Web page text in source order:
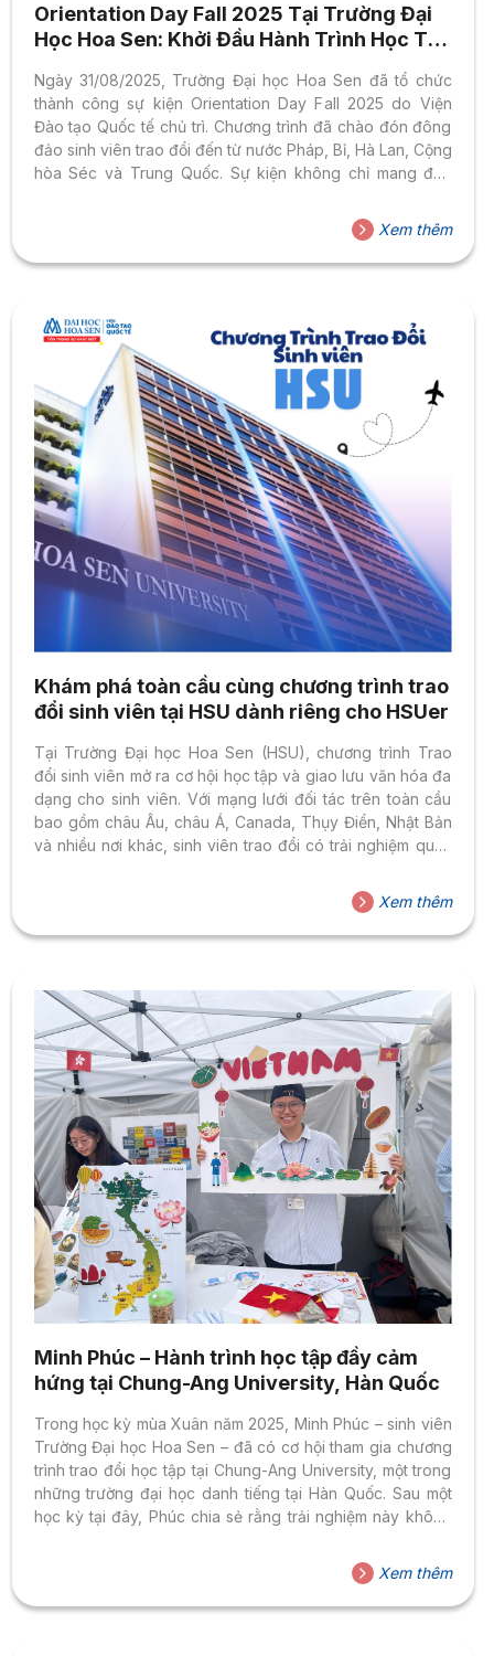
Orientation Day Fall 2025 Tại Trường Đại
Học Hoa Sen: Khởi Đầu Hành Trình Học Tập
Ngày 31/08/2025, Trường Đại học Hoa Sen đã tổ chức
thành công sự kiện Orientation Day Fall 2025 do Viện
Đào tạo Quốc tế chủ trì. Chương trình đã chào đón đông
đảo sinh viên trao đổi đến từ nước Pháp, Bỉ, Hà Lan, Cộng
hòa Séc và Trung Quốc. Sự kiện không chỉ mang đến
lưu văn hóa đầy sáng tạo, khởi đầu cho năm học mới đầy
hứa hẹn. Định Hướng Học Thuật & Hỗ Trợ Sinh Viên Mở
đầu sự kiện, Cô Phan Thị Việt...
Xem thêm
Khám phá toàn cầu cùng chương trình trao
đổi sinh viên tại HSU dành riêng cho HSUer
Tại Trường Đại học Hoa Sen (HSU), chương trình Trao
đổi sinh viên mở ra cơ hội học tập và giao lưu văn hóa đa
dạng cho sinh viên. Với mạng lưới đối tác trên toàn cầu
bao gồm châu Âu, châu Á, Canada, Thụy Điển, Nhật Bản
và nhiều nơi khác, sinh viên trao đổi có trải nghiệm quốc
“Chương trình đã mang đến cho tôi những trải nghiệm khó
quên… phát triển tính tự lập và mở rộng tầm nhìn toàn
cầu.” – Mộng Duyên, sinh...
Xem thêm
Minh Phúc – Hành trình học tập đầy cảm
hứng tại Chung-Ang University, Hàn Quốc
Trong học kỳ mùa Xuân năm 2025, Minh Phúc – sinh viên
Trường Đại học Hoa Sen – đã có cơ hội tham gia chương
trình trao đổi học tập tại Chung-Ang University, một trong
những trường đại học danh tiếng tại Hàn Quốc. Sau một
học kỳ tại đây, Phúc chia sẻ rằng trải nghiệm này không
nhìn đa văn hóa đầy sống động. “Môi trường học tập ở
Chung-Ang thật sự khiến mình ấn tượng,” Phúc chia sẻ.
“Sinh viên bản xứ rất thân thiện...
Xem thêm